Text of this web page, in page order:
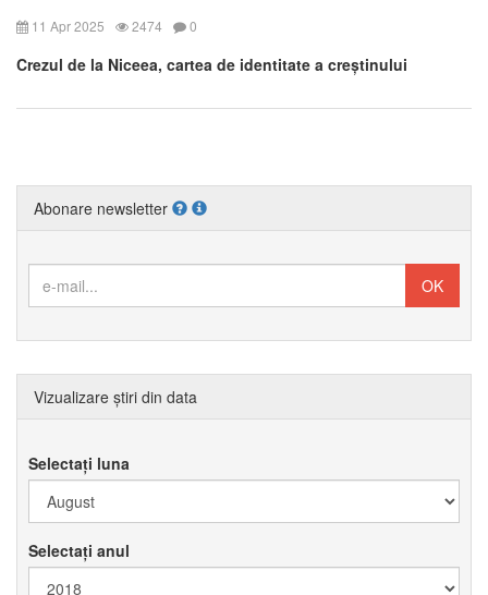
11 Apr 2025 2474 0
Crezul de la Niceea, cartea de identitate a creștinului
Abonare newsletter
Vizualizare știri din data
Selectați luna
Selectați anul